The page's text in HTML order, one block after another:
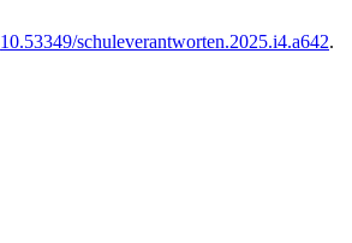
10.53349/schuleverantworten.2025.i4.a642.